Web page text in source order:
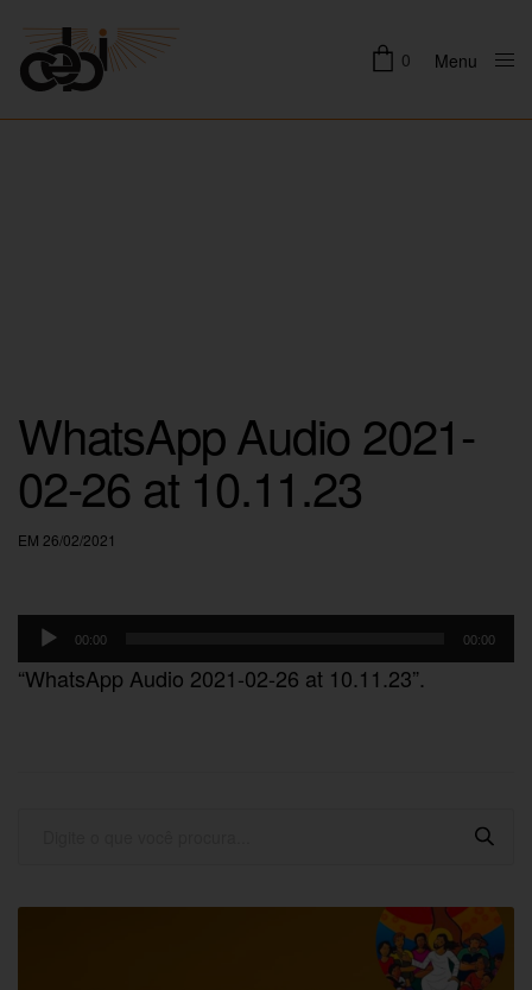
0 Menu
WhatsApp Audio 2021-
02-26 at 10.11.23
EM 26/02/2021
Tocador
de
áudio
00:00 00:00
“WhatsApp Audio 2021-02-26 at 10.11.23”.